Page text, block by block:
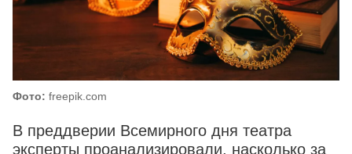
Фото: freepik.com
В преддверии Всемирного дня театра
эксперты проанализировали, насколько за